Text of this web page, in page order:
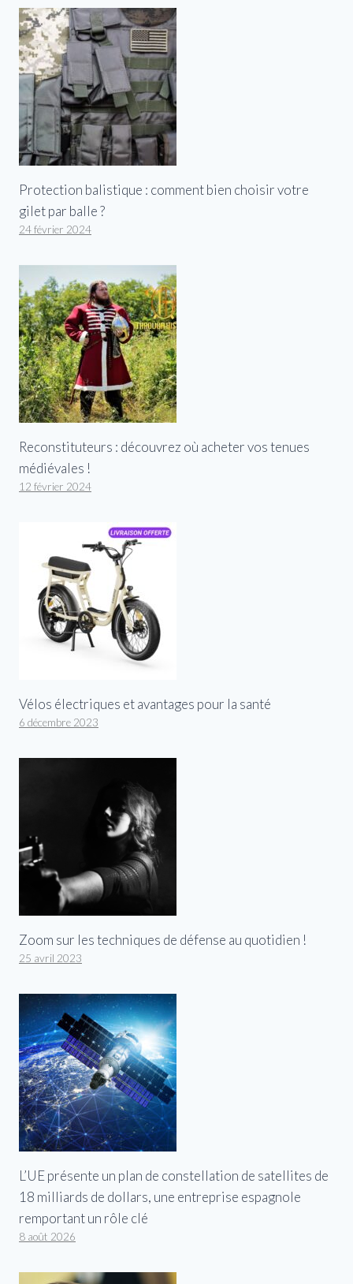
Protection balistique : comment bien choisir votre
gilet par balle ?
24 février 2024
Reconstituteurs : découvrez où acheter vos tenues
médiévales !
12 février 2024
Vélos électriques et avantages pour la santé
6 décembre 2023
Zoom sur les techniques de défense au quotidien !
25 avril 2023
L’UE présente un plan de constellation de satellites de
18 milliards de dollars, une entreprise espagnole
remportant un rôle clé
8 août 2026